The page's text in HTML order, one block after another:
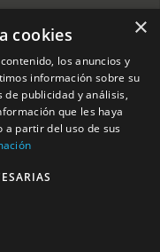
×
cookies
los anuncios y
información sobre su
de publicidad y análisis,
que les haya
a partir del uso de sus